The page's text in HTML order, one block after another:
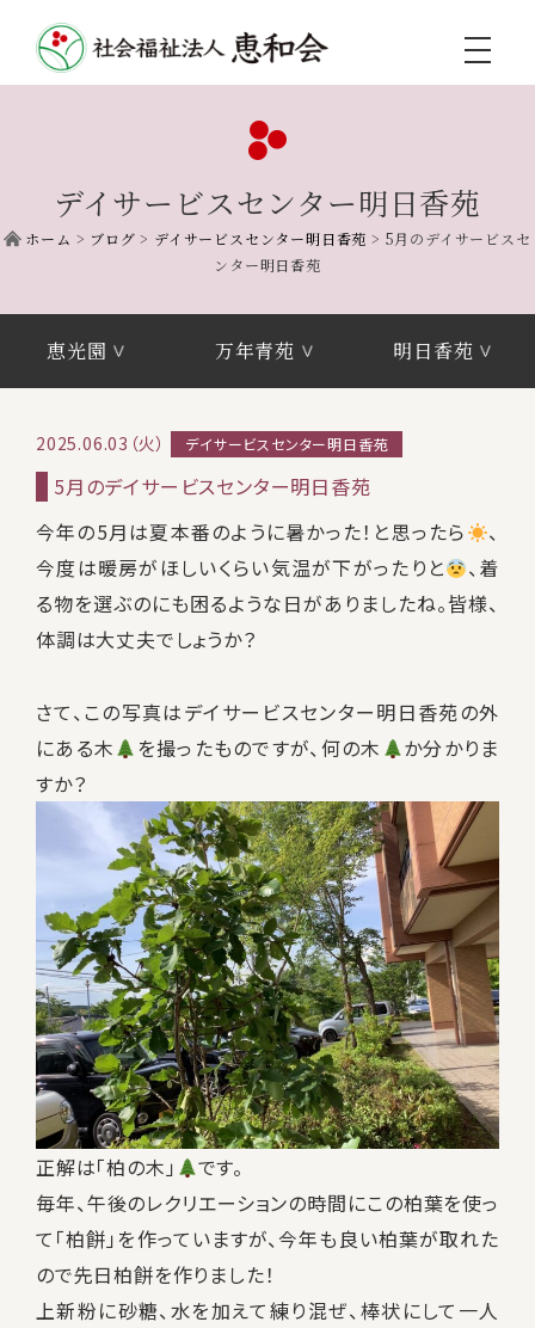
toggle
デイサービスセンター明日香苑
ホーム > ブログ > デイサービスセンター明日香苑 > 5月のデイサービスセ
ンター明日香苑
恵光園 万年青苑 明日香苑
2025.06.03（火） デイサービスセンター明日香苑
5月のデイサービスセンター明日香苑
今年の5月は夏本番のように暑かった！と思ったら
、
今度は暖房がほしいくらい気温が下がったりと
、着
る物を選ぶのにも困るような日がありましたね。皆様、
体調は大丈夫でしょうか？
さて、この写真はデイサービスセンター明日香苑の外
にある木
を撮ったものですが、何の木
か分かりま
すか？
正解は「柏の木」
です。
毎年、午後のレクリエーションの時間にこの柏葉を使っ
て「柏餅」を作っていますが、今年も良い柏葉が取れた
ので先日柏餅を作りました！
上新粉に砂糖、水を加えて練り混ぜ、棒状にして一人